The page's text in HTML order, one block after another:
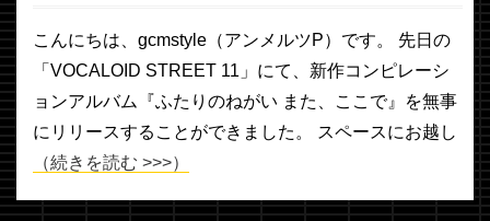
こんにちは、gcmstyle（アンメルツP）です。 先日の
「VOCALOID STREET 11」にて、新作コンピレーシ
ョンアルバム『ふたりのねがい また、ここで』を無事
にリリースすることができました。 スペースにお越し
（続きを読む >>>）